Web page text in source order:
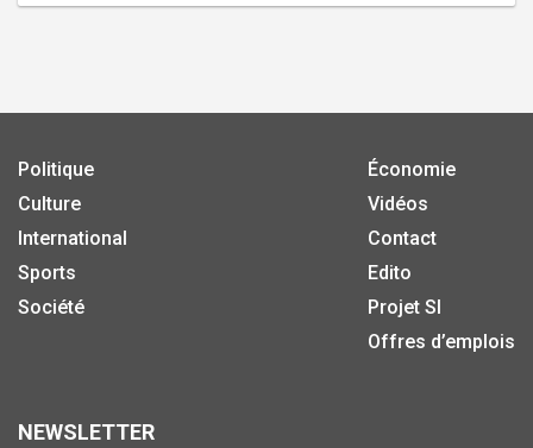
Politique
Culture
International
Sports
Société
Économie
Vidéos
Contact
Edito
Projet SI
Offres d’emplois
NEWSLETTER